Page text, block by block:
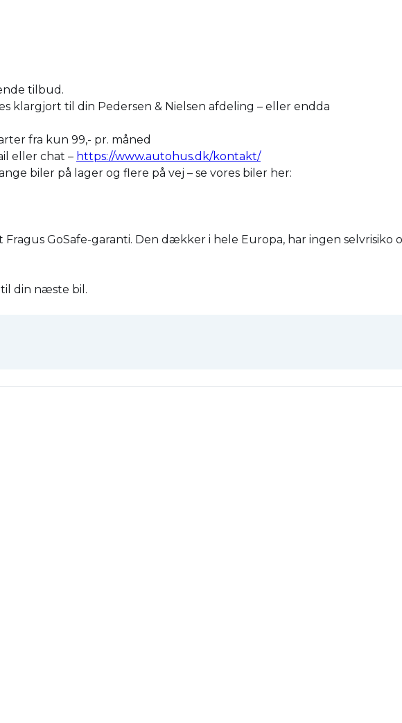
tilbud.
klargjort til din Pedersen & Nielsen afdeling – eller endda
fra kun 99,- pr. måned
eller chat – https://www.autohus.dk/kontakt/
biler på lager og flere på vej – se vores biler her:
GoSafe-garanti. Den dækker i hele Europa, har ingen selvrisiko
din næste bil.